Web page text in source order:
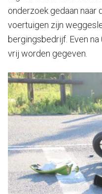
onderzoek gedaan naar
voertuigen zijn
bergingsbedrijf. Even
vrij worden gegeven.